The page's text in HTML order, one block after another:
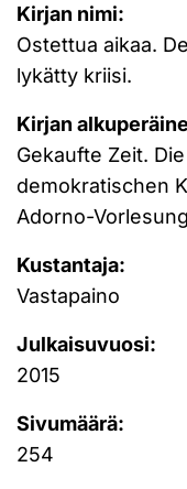
Kirjan nimi:
Ostettua aikaa.
lykätty kriisi.
Kirjan
Gekaufte Zeit.
demokratischen
Adorno-
Kustantaja:
Vastapaino
Julkaisuvuosi:
2015
Sivumäärä:
254